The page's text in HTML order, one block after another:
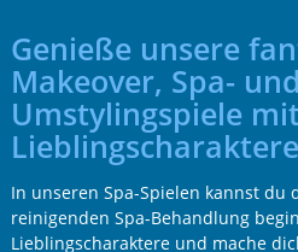
Genieße unsere
Makeover, Spa- und
Umstylingspiele
In unseren Spa-Spielen kannst du
reinigenden Spa-Behandlung
Lieblingscharaktere und mache